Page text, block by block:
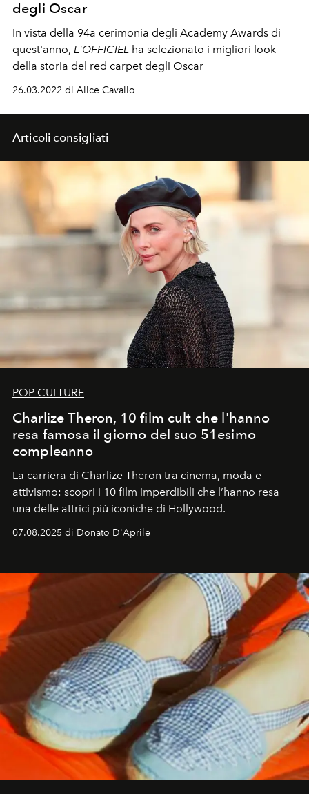
degli Oscar
In vista della 94a cerimonia degli Academy Awards di
quest'anno, L'OFFICIEL ha selezionato i migliori look
della storia del red carpet degli Oscar
26.03.2022 di Alice Cavallo
Articoli consigliati
POP CULTURE
Charlize Theron, 10 film cult che l'hanno
resa famosa il giorno del suo 51esimo
compleanno
La carriera di Charlize Theron tra cinema, moda e
attivismo: scopri i 10 film imperdibili che l’hanno resa
una delle attrici più iconiche di Hollywood.
07.08.2025 di Donato D'Aprile